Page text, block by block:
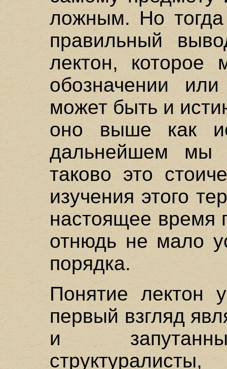
ложным. Но
правильный
лектон,
обозначении
может быть и
оно выше как
дальнейшем мы
таково это
изучения этого
настоящее время
отнюдь не мало
порядка.
Понятие лектон
первый взгляд
и